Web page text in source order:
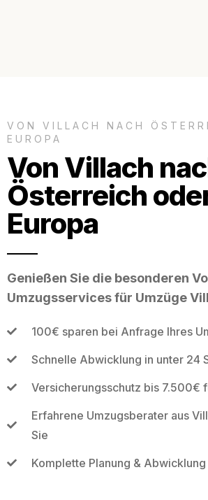
VON VILLACH NACH
EUROPA
Von Villach
Österreich
Europa
Genießen Sie die besonderen
Umzugsservices für Umzüge
100€ sparen bei Anfrage Ihres
Schnelle Abwicklung in unter 24
Versicherungsschutz bis 7.500€
Erfahrene Umzugsberater aus
Sie
Komplette Planung &